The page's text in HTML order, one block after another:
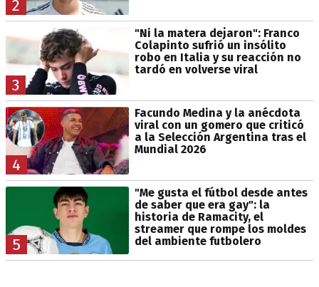
2
3
"Ni la matera dejaron": Franco
Colapinto sufrió un insólito
robo en Italia y su reacción no
tardó en volverse viral
4
Facundo Medina y la anécdota
viral con un gomero que criticó
a la Selección Argentina tras el
Mundial 2026
5
"Me gusta el fútbol desde antes
de saber que era gay": la
historia de Ramacity, el
streamer que rompe los moldes
del ambiente futbolero